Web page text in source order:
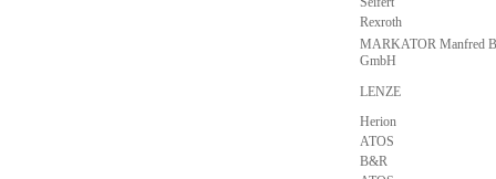
Rexroth
MARKATOR Manfred
GmbH
LENZE
Herion
ATOS
B&R